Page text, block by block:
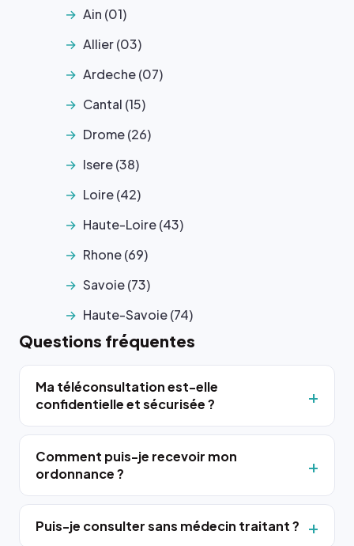
Ain (01)
Allier (03)
Ardeche (07)
Cantal (15)
Drome (26)
Isere (38)
Loire (42)
Haute-Loire (43)
Rhone (69)
Savoie (73)
Haute-Savoie (74)
Questions fréquentes
Ma téléconsultation est-elle
confidentielle et sécurisée ?
Comment puis-je recevoir mon
ordonnance ?
Puis-je consulter sans médecin traitant ?